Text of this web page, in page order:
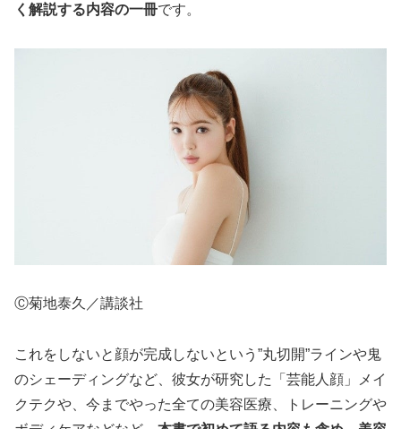
く解説する内容の一冊です。
Ⓒ菊地泰久／講談社
これをしないと顔が完成しないという”丸切開”ラインや鬼
のシェーディングなど、彼女が研究した「芸能人顔」メイ
クテクや、今までやった全ての美容医療、トレーニングや